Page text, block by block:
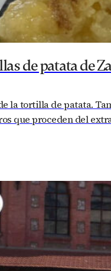
de patata de
la tortilla de patata.
que proceden del